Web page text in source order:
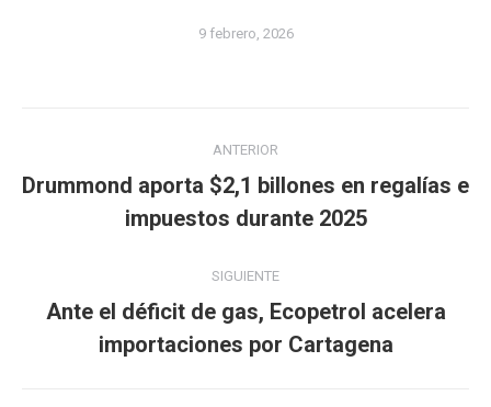
9 febrero, 2026
entre
publicaciones
ANTERIOR
Publicación
anterior:
Drummond aporta $2,1 billones en regalías e
impuestos durante 2025
SIGUIENTE
Publicación
siguiente:
Ante el déficit de gas, Ecopetrol acelera
importaciones por Cartagena